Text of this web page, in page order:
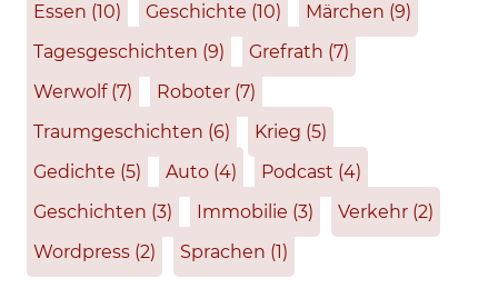
Essen (10) Geschichte (10) Märchen (9)
Tagesgeschichten (9) Grefrath (7)
Werwolf (7) Roboter (7)
Traumgeschichten (6) Krieg (5)
Gedichte (5) Auto (4) Podcast (4)
Geschichten (3) Immobilie (3) Verkehr (2)
Wordpress (2) Sprachen (1)